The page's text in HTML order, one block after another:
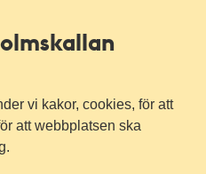
vi kakor, cookies, för att
att webbplatsen ska